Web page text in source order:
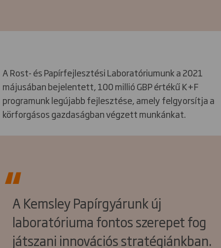
A Rost- és Papírfejlesztési Laboratóriumunk a 2021
májusában bejelentett, 100 millió GBP értékű K+F
programunk legújabb fejlesztése, amely felgyorsítja a
körforgásos gazdaságban végzett munkánkat.
A Kemsley Papírgyárunk új
laboratóriuma fontos szerepet fog
játszani innovációs stratégiánkban.